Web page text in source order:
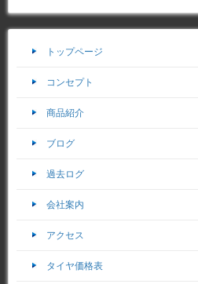
トップページ
コンセプト
商品紹介
ブログ
過去ログ
会社案内
アクセス
タイヤ価格表